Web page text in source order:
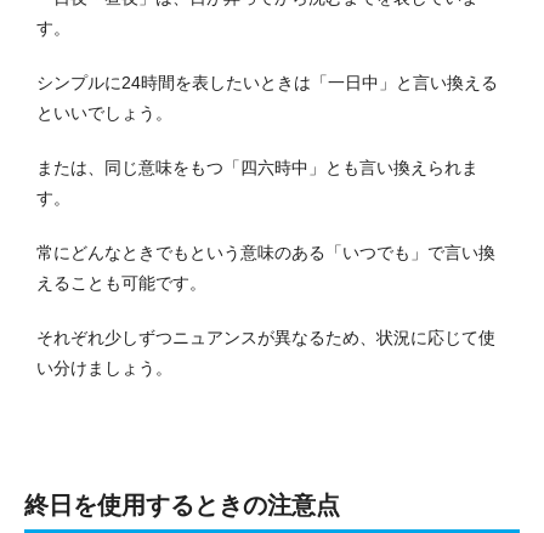
す。
シンプルに24時間を表したいときは「一日中」と言い換える
といいでしょう。
または、同じ意味をもつ「四六時中」とも言い換えられま
す。
常にどんなときでもという意味のある「いつでも」で言い換
えることも可能です。
それぞれ少しずつニュアンスが異なるため、状況に応じて使
い分けましょう。
終日を使用するときの注意点